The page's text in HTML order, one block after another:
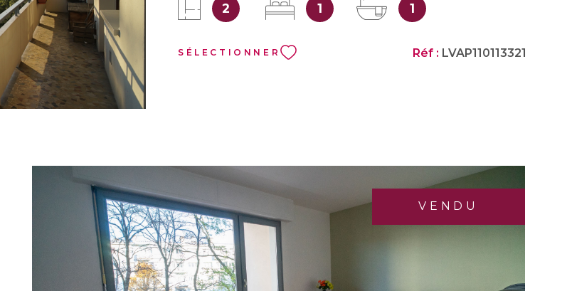
L'AVIS DE L'AGENT IMMOBILIER : Bénéficiant d'une belle lumière, cet
appartement situé à 700 mètres de la gare SNCF et à une dizaine de minutes
de l'hyper centre ville de CHAMBERY (HALLES-Vaugelas), propose un
cadre de vie mélant commodités du centre et tranquillité d'une vie de quartier
2 1 1
SÉLECTIONNER Réf : LVAP110113321
VENDU